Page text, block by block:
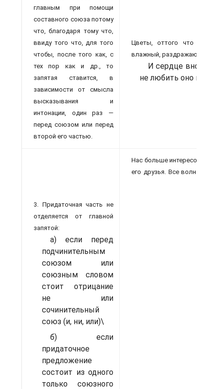
главным при помощи
составного союза потому
что, благодаря тому что,
ввиду того что, для того
чтобы, после того как, с
тех пор как и др., то
запятая ставится, в
зависимости от смысла
высказывания и
интонации, один раз —
перед союзом или перед
второй его частью.
Цветы, оттого что их
влажный, раздражающий
И сердце вновь
не любить оно не
3. Придаточная часть не
отделяется от главной
запятой:
а) если перед
подчинительным
союзом или
союзным словом
стоит отрицание
не или
сочинительный
союз (и, ни, или)\
б) если
придаточное
предложение
состоит из одного
только союзного
Нас больше интересовало
его друзья.Все